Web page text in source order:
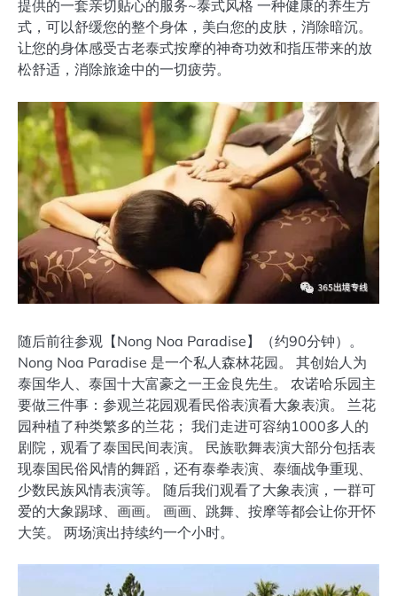
提供的一套亲切贴心的服务~泰式风格 一种健康的养生方
式，可以舒缓您的整个身体，美白您的皮肤，消除暗沉。
让您的身体感受古老泰式按摩的神奇功效和指压带来的放
松舒适，消除旅途中的一切疲劳。
随后前往参观【Nong Noa Paradise】（约90分钟）。
Nong Noa Paradise 是一个私人森林花园。 其创始人为
泰国华人、泰国十大富豪之一王金良先生。 农诺哈乐园主
要做三件事：参观兰花园观看民俗表演看大象表演。 兰花
园种植了种类繁多的兰花； 我们走进可容纳1000多人的
剧院，观看了泰国民间表演。 民族歌舞表演大部分包括表
现泰国民俗风情的舞蹈，还有泰拳表演、泰缅战争重现、
少数民族风情表演等。 随后我们观看了大象表演，一群可
爱的大象踢球、画画。 画画、跳舞、按摩等都会让你开怀
大笑。 两场演出持续约一个小时。